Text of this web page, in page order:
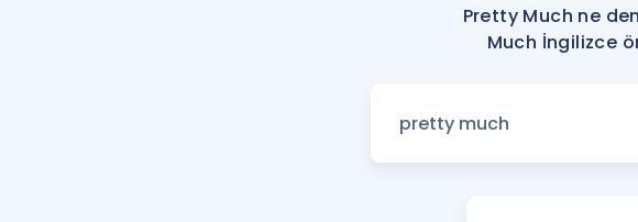
Pretty Much ne
Much İngilizce